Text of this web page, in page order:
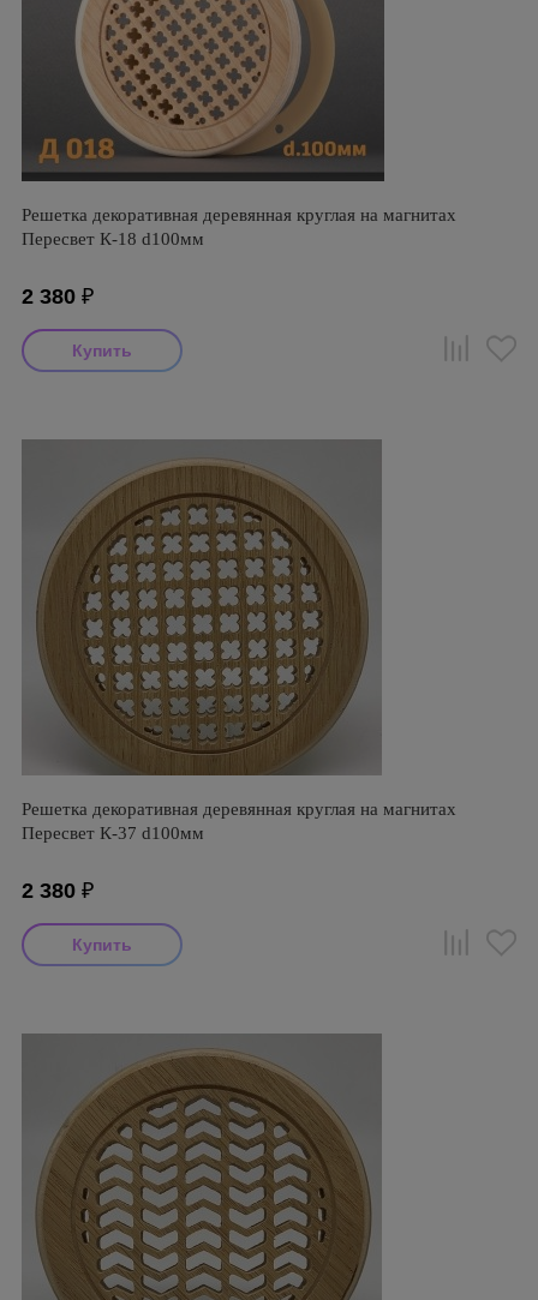
Решетка декоративная деревянная круглая на магнитах
Пересвет К-18 d100мм
2 380 ₽
Решетка декоративная деревянная круглая на магнитах
Пересвет К-37 d100мм
2 380 ₽